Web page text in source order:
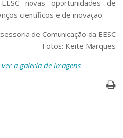
novas oportunidades de
científicos e de inovação.
de Comunicação da EESC
Fotos: Keite Marques
a galeria de imagens